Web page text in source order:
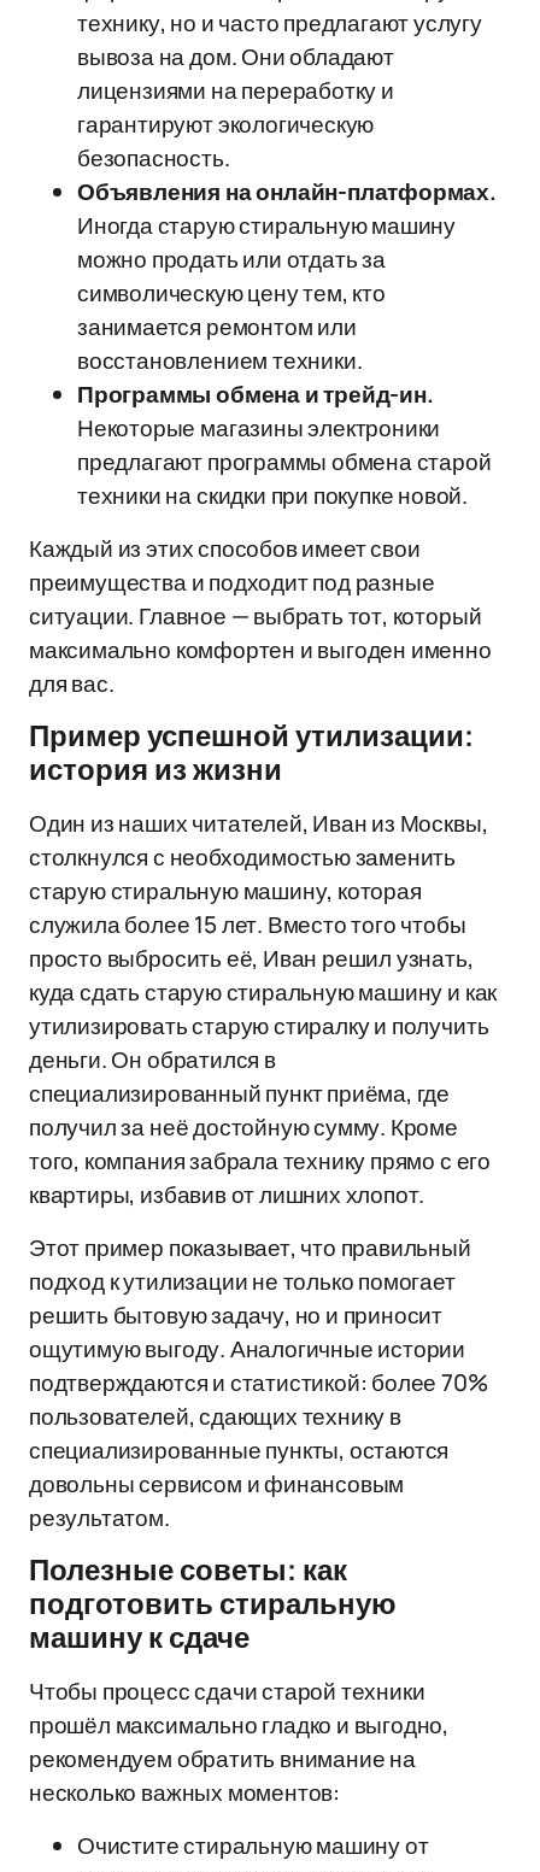
технику, но и часто предлагают услугу
вывоза на дом. Они обладают
лицензиями на переработку и
гарантируют экологическую
безопасность.
Объявления на онлайн-платформах.
Иногда старую стиральную машину
можно продать или отдать за
символическую цену тем, кто
занимается ремонтом или
восстановлением техники.
Программы обмена и трейд-ин.
Некоторые магазины электроники
предлагают программы обмена старой
техники на скидки при покупке новой.
Каждый из этих способов имеет свои
преимущества и подходит под разные
ситуации. Главное — выбрать тот, который
максимально комфортен и выгоден именно
для вас.
Пример успешной утилизации:
история из жизни
Один из наших читателей, Иван из Москвы,
столкнулся с необходимостью заменить
старую стиральную машину, которая
служила более 15 лет. Вместо того чтобы
просто выбросить её, Иван решил узнать,
куда сдать старую стиральную машину и как
утилизировать старую стиралку и получить
деньги. Он обратился в
специализированный пункт приёма, где
получил за неё достойную сумму. Кроме
того, компания забрала технику прямо с его
квартиры, избавив от лишних хлопот.
Этот пример показывает, что правильный
подход к утилизации не только помогает
решить бытовую задачу, но и приносит
ощутимую выгоду. Аналогичные истории
подтверждаются и статистикой: более 70%
пользователей, сдающих технику в
специализированные пункты, остаются
довольны сервисом и финансовым
результатом.
Полезные советы: как
подготовить стиральную
машину к сдаче
Чтобы процесс сдачи старой техники
прошёл максимально гладко и выгодно,
рекомендуем обратить внимание на
несколько важных моментов:
Очистите стиральную машину от